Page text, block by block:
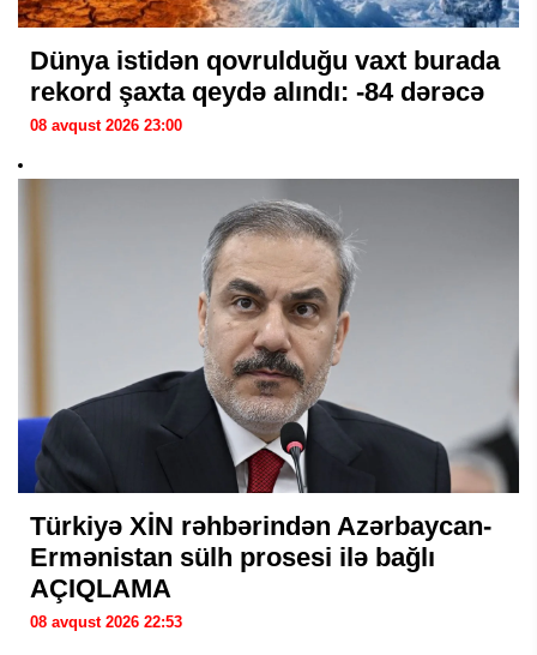
Dünya istidən qovrulduğu vaxt burada
rekord şaxta qeydə alındı: -84 dərəcə
08 avqust 2026 23:00
Türkiyə XİN rəhbərindən Azərbaycan-
Ermənistan sülh prosesi ilə bağlı
AÇIQLAMA
08 avqust 2026 22:53